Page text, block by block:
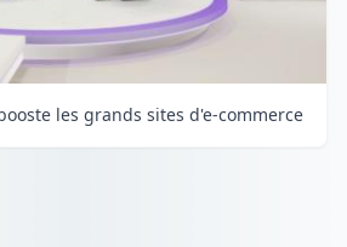
les grands sites d'e-commerce